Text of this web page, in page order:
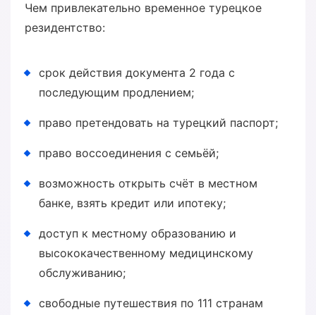
Чем привлекательно временное турецкое
резидентство:
срок действия документа 2 года с
последующим продлением;
право претендовать на турецкий паспорт;
право воссоединения с семьёй;
возможность открыть счёт в местном
банке, взять кредит или ипотеку;
доступ к местному образованию и
высококачественному медицинскому
обслуживанию;
свободные путешествия по 111 странам